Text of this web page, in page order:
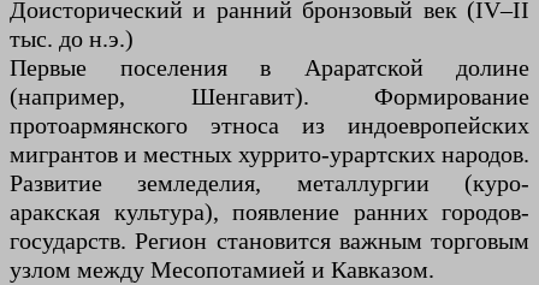
Доисторический и ранний бронзовый век (IV–II
тыс. до н.э.)
Первые поселения в Араратской долине
(например, Шенгавит). Формирование
протоармянского этноса из индоевропейских
мигрантов и местных хуррито-урартских народов.
Развитие земледелия, металлургии (куро-
аракская культура), появление ранних городов-
государств. Регион становится важным торговым
узлом между Месопотамией и Кавказом.